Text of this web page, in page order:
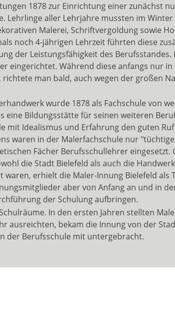
1878 zur Einrichtung einer zunächst
Lehrlinge aller Lehrjahre mussten im
Malerei, Schriftvergoldung sowie
noch 4-jährigen Lehrzeit führten diese
der Leistungsfähigkeit des Berufsstandes.
eingerichtet. Während diese anfangs nur in
man bald, auch wegen der großen
wurde 1878 als Fachschule von
Bildungsstätte für seinen weiteren
mit Idealismus und Erfahrung den guten
waren in der Malerfachschule nur
Fächer Berufsschullehrer eingesetzt.
die Stadt Bielefeld als auch die
erhielt die Maler-Innung Bielefeld als
aber von Anfang an und in
der Schulung aufbringen.
In den ersten Jahren stellten
ausreichten, bekam die Innung von der
der Berufsschule mit untergebracht.